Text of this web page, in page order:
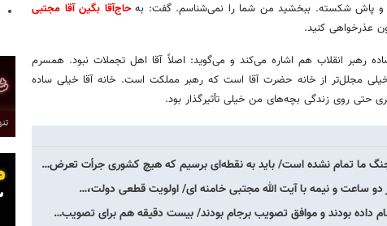
و پاش شکسته. ببخشید من شما را نمی‌شناسم. گفت: بهحاج‌آقا بگین آقا مجتبی
عذرخواهی کنید.
رهبر انقلاب هم اشاره می‌کند و می‌گوید: اصلاً آقا اهل تجملات نبود. همسرم
مجلل‌تر از خانه حضرت آقا است که رهبر مملکت است. خانه آقا خیلی ساده
روی زندگی بچه‌های من خیلی تأثیرگذار بود.
ما تمام نشده است/ باید به نقطه‌ای برسیم که هیچ کشوری جرأت تعرض…
دو ساعت و نیمه با آیت الله مجتبی خامنه ای/ اولویت قطعی دولت،…
داده بودند و موافق تصویب برجام بودند/ بیست دقیقه هم برای تصویب…